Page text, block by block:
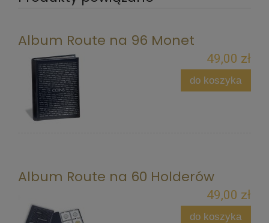
Album Route na 96 Monet
49,00 zł
do koszyka
Album Route na 60 Holderów
49,00 zł
do koszyka